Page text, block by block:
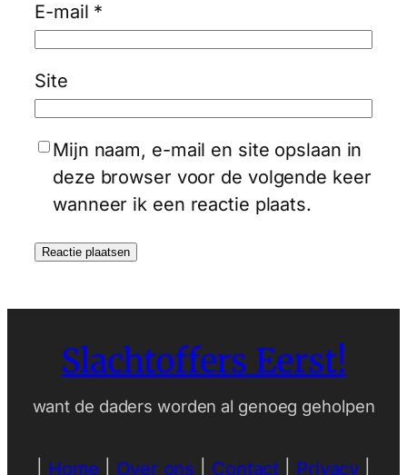
E-mail *
Site
Mijn naam, e-mail en site opslaan in
deze browser voor de volgende keer
wanneer ik een reactie plaats.
Slachtoffers Eerst!
want de daders worden al genoeg geholpen
Home Over ons Contact Privacy